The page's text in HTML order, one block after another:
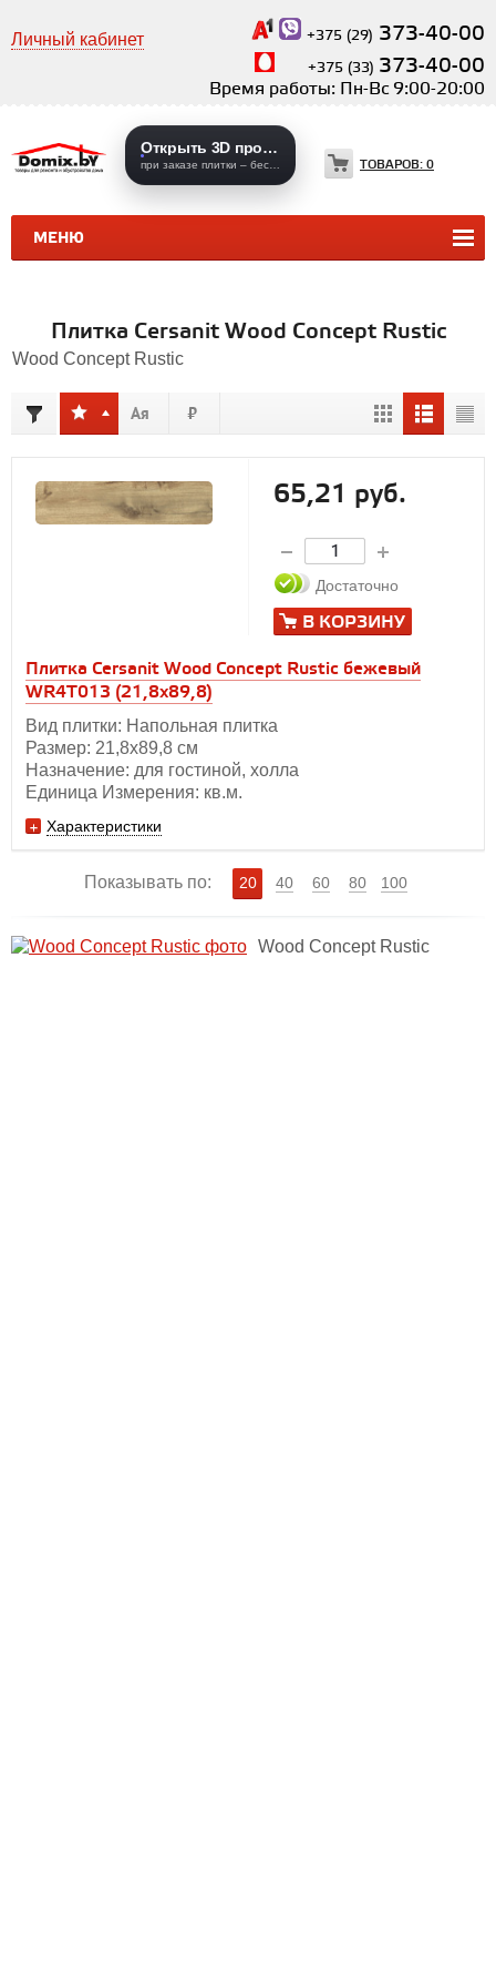
Личный кабинет +375 (29) 373-40-00
+375 (33) 373-40-00
Время работы: Пн-Вс 9:00-20:00
МЕНЮ
Открыть 3D проекты
ТОВАРОВ: 0
КЕРАМИЧЕСКАЯ ПЛИТКА
Плитка Cersanit Wood Concept Rustic
Wood Concept Rustic
Плитка Cersanit Wood Concept Rustic бежевый
WR4T013 (21,8x89,8)
Вид плитки: Напольная плитка
Размер: 21,8х89,8 см
Назначение: для гостиной, холла
Единица Измерения: кв.м.
Характеристики
65,21 руб.
Достаточно
В КОРЗИНУ
Показывать по: 20 40 60 80 100
Wood Concept Rustic